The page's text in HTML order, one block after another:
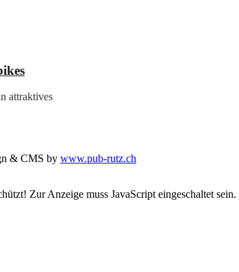
attraktives
& CMS by www.pub-rutz.ch
Zur Anzeige muss JavaScript eingeschaltet sein.